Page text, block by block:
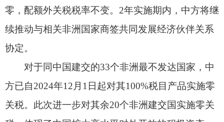
税，体现了中国扩大高水平对外开放的积极姿态，
对加强中非经贸合作纽带、推动共筑新时代全天候
中非命运共同体将发挥重要作用。